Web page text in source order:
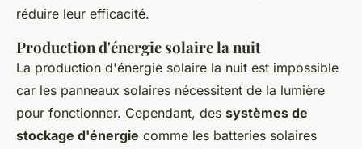
réduire leur efficacité.
Production d'énergie solaire la nuit
La production d'énergie solaire la nuit est impossible
car les panneaux solaires nécessitent de la lumière
pour fonctionner. Cependant, des systèmes de
stockage d'énergie comme les batteries solaires